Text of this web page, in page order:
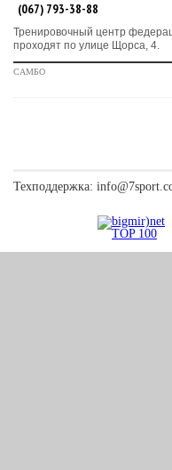
(067) 793-38-88
Тренировочный центр
проходят по улице Щорса, 4.
САМБО
Техподдержка: